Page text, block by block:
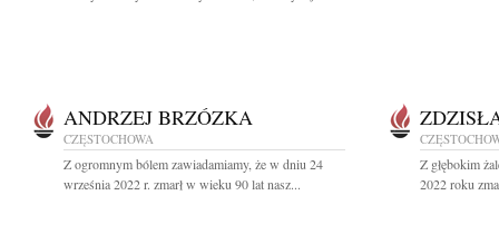
ANDRZEJ BRZÓZKA
CZĘSTOCHOWA
Z ogromnym bólem zawiadamiamy, że w dniu 24
września 2022 r. zmarł w wieku 90 lat nasz...
Z głębokim
2022 roku